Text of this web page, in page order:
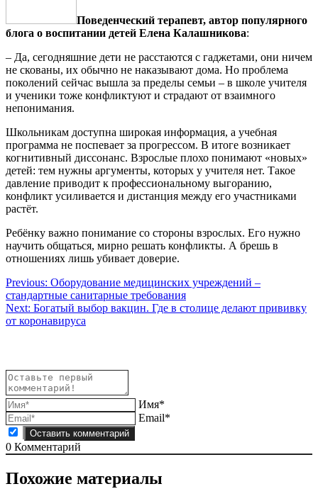
Поведенческий терапевт, автор популярного
блога о воспитании детей Елена Калашникова:
– Да, сегодняшние дети не расстаются с гаджетами, они ничем
не скованы, их обычно не наказывают дома. Но проблема
поколений сейчас вышла за пределы семьи – в школе учителя
и ученики тоже конфликтуют и страдают от взаимного
непонимания.
Школьникам доступна широкая информация, а учебная
программа не поспевает за прогрессом. В итоге возникает
когнитивный диссонанс. Взрослые плохо понимают «новых»
детей: тем нужны аргументы, которых у учителя нет. Такое
давление приводит к профессиональному выгоранию,
конфликт усиливается и дистанция между его участниками
растёт.
Ребёнку важно понимание со стороны взрослых. Его нужно
научить общаться, мирно решать конфликты. А брешь в
отношениях лишь убивает доверие.
Навигация
по
записям
Previous: Оборудование медицинских учреждений –
стандартные санитарные требования
Next: Богатый выбор вакцин. Где в столице делают прививку
от коронавируса
Имя*
Email*
0 Комментарий
Похожие материалы